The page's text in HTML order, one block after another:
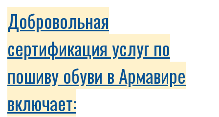
Добровольная
сертификация услуг по
пошиву обуви в Армавире
включает: